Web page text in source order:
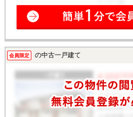
会員限定 の中古一戸建て